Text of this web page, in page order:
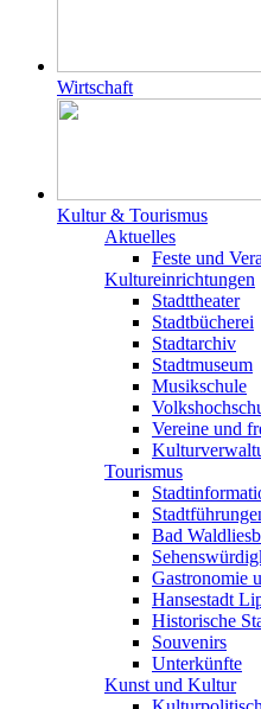
Wirtschaft
Kultur & Tourismus
Aktuelles
Feste und
Kultureinrichtungen
Stadttheater
Stadtbücherei
Stadtarchiv
Stadtmuseum
Musikschule
Vereine und
Tourismus
Bad
Gastronomie
Hansestadt
Historische
Souvenirs
Unterkünfte
Kunst und Kultur